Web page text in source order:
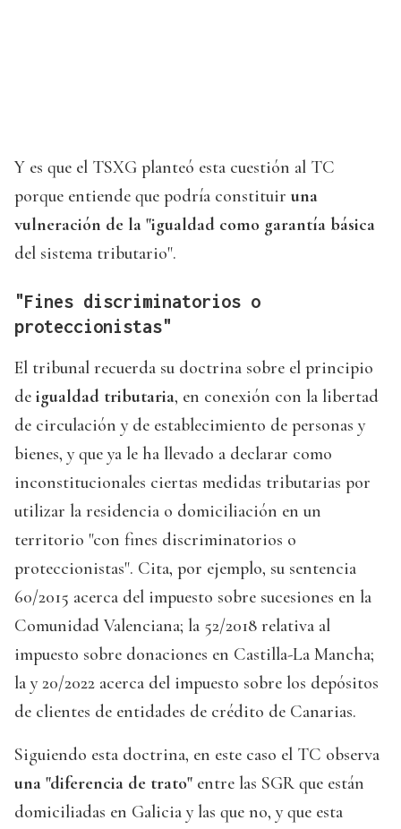
Y es que el TSXG planteó esta cuestión al TC
porque entiende que podría constituir una
vulneración de la "igualdad como garantía básica
del sistema tributario".
"Fines discriminatorios o
proteccionistas"
El tribunal recuerda su doctrina sobre el principio
de igualdad tributaria, en conexión con la libertad
de circulación y de establecimiento de personas y
bienes, y que ya le ha llevado a declarar como
inconstitucionales ciertas medidas tributarias por
utilizar la residencia o domiciliación en un
territorio "con fines discriminatorios o
proteccionistas". Cita, por ejemplo, su sentencia
60/2015 acerca del impuesto sobre sucesiones en la
Comunidad Valenciana; la 52/2018 relativa al
impuesto sobre donaciones en Castilla-La Mancha;
la y 20/2022 acerca del impuesto sobre los depósitos
de clientes de entidades de crédito de Canarias.
Siguiendo esta doctrina, en este caso el TC observa
una "diferencia de trato" entre las SGR que están
domiciliadas en Galicia y las que no, y que esta